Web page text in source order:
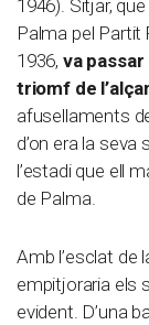
1946). Sitjar,
Palma pel Partit
1936, va
triomf de
afusellaments
d’on era la
l’estadi que ell
de Palma.
Amb l’esclat de
empitjoraria els
evident. D’una